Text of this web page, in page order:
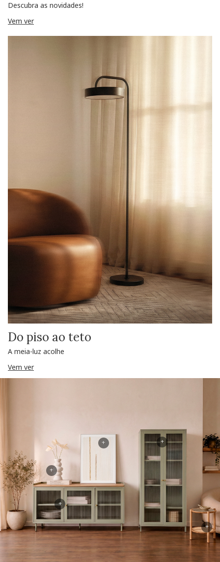
Descubra as novidades!
Vem ver
Do piso ao teto
A meia-luz acolhe
Vem ver
+
+
+
+
+